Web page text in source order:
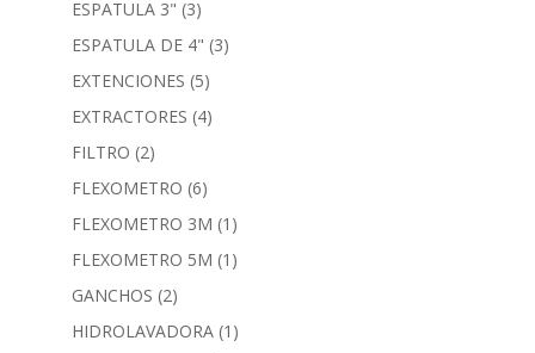
ESPATULA 3" (3)
ESPATULA DE 4" (3)
EXTENCIONES (5)
EXTRACTORES (4)
FILTRO (2)
FLEXOMETRO (6)
FLEXOMETRO 3M (1)
FLEXOMETRO 5M (1)
GANCHOS (2)
HIDROLAVADORA (1)